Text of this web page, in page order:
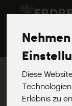
Diese
Erlebnis zu
Produkt